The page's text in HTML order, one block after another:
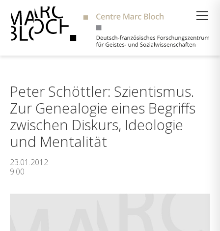
Peter Schöttler: Szientismus.
Zur Genealogie eines Begriffs
zwischen Diskurs, Ideologie
und Mentalität
23.01.2012
9:00